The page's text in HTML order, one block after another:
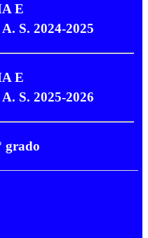
E
S. 2024-2025
E
S. 2025-2026
grado